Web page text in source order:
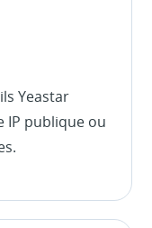
Yeastar
IP publique ou